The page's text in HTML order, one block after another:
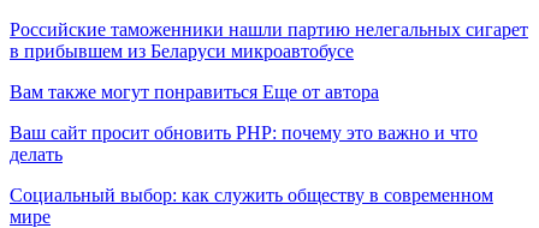
Российские таможенники нашли партию нелегальных сигарет
в прибывшем из Беларуси микроавтобусе
Вам также могут понравиться Еще от автора
Ваш сайт просит обновить PHP: почему это важно и что
делать
Социальный выбор: как служить обществу в современном
мире